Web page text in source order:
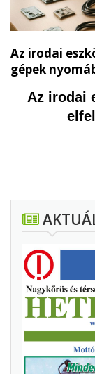
Az irodai
gépek
Az irodai